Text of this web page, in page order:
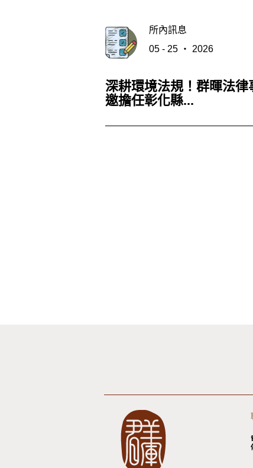
所內訊息
05 - 25 ‧ 2026
深耕環境法規！群暉法
邀擔任彰化縣...